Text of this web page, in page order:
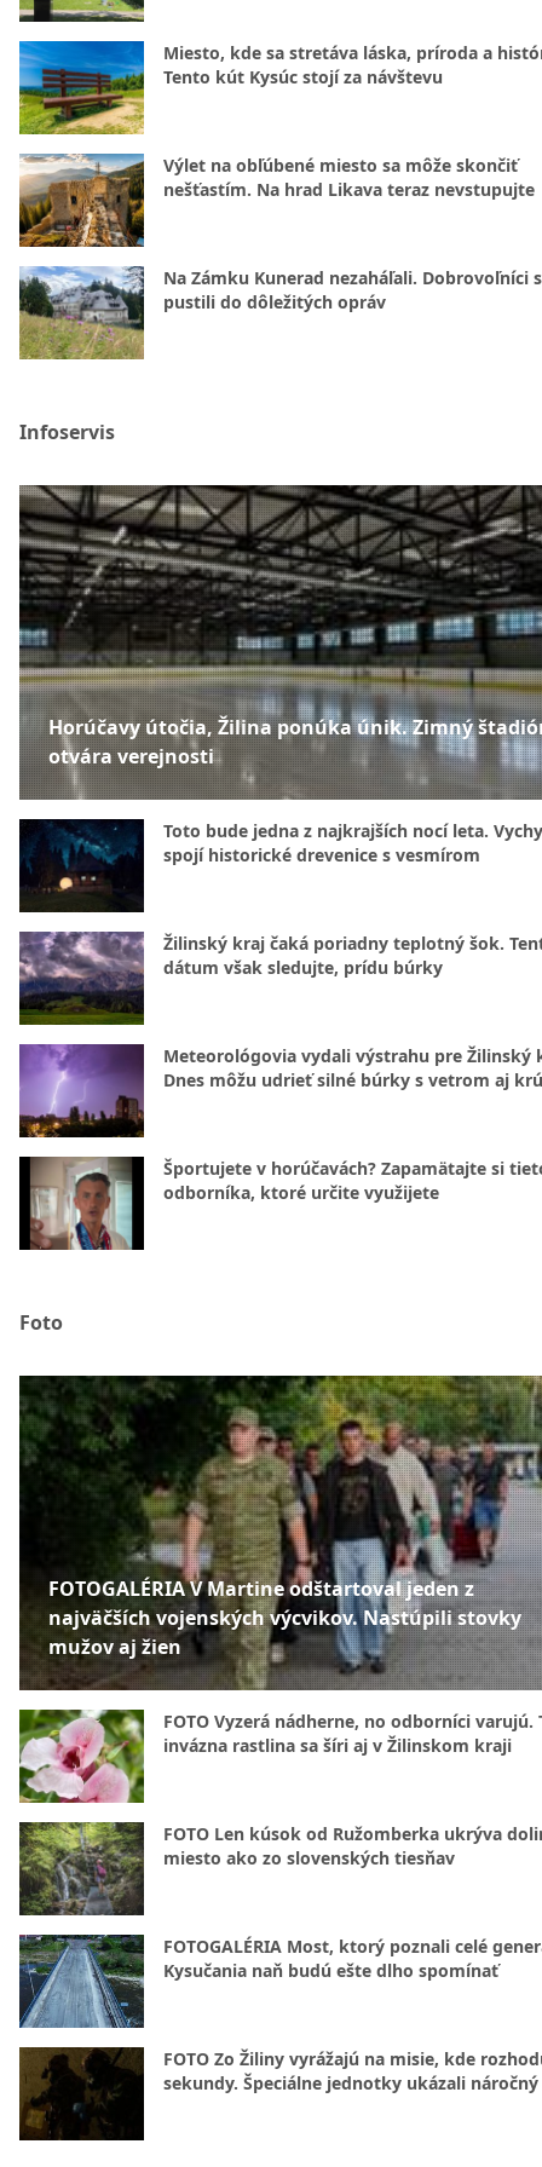
Miesto, kde sa stretáva láska, príroda a
Tento kút Kysúc stojí za návštevu
Výlet na obľúbené miesto sa môže skončiť
nešťastím. Na hrad Likava teraz nevstupujte
Na Zámku Kunerad nezaháľali. Dobrovoľníci
pustili do dôležitých opráv
Infoservis
Horúčavy útočia, Žilina ponúka únik. Zimný
otvára verejnosti
Toto bude jedna z najkrajších nocí leta.
spojí historické drevenice s vesmírom
Žilinský kraj čaká poriadny teplotný šok.
dátum však sledujte, prídu búrky
Meteorológovia vydali výstrahu pre Žilinský
Dnes môžu udrieť silné búrky s vetrom aj
Športujete v horúčavách? Zapamätajte si
odborníka, ktoré určite využijete
Foto
FOTOGALÉRIA V Martine odštartoval jeden z
najväčších vojenských výcvikov. Nastúpili stovky
mužov aj žien
FOTO Vyzerá nádherne, no odborníci varujú.
invázna rastlina sa šíri aj v Žilinskom kraji
FOTO Len kúsok od Ružomberka ukrýva
miesto ako zo slovenských tiesňav
FOTOGALÉRIA Most, ktorý poznali celé
Kysučania naň budú ešte dlho spomínať
FOTO Zo Žiliny vyrážajú na misie, kde
sekundy. Špeciálne jednotky ukázali